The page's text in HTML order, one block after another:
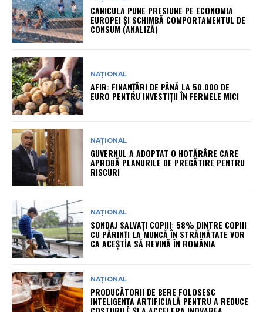
CANICULA PUNE PRESIUNE PE ECONOMIA
EUROPEI ȘI SCHIMBĂ COMPORTAMENTUL DE
CONSUM (ANALIZĂ)
NAȚIONAL
AFIR: FINANȚĂRI DE PÂNĂ LA 50.000 DE
EURO PENTRU INVESTIȚII ÎN FERMELE MICI
NAȚIONAL
GUVERNUL A ADOPTAT O HOTĂRÂRE CARE
APROBĂ PLANURILE DE PREGĂTIRE PENTRU
RISCURI
NAȚIONAL
SONDAJ SALVAȚI COPIII: 58% DINTRE COPIII
CU PĂRINȚI LA MUNCĂ ÎN STRĂINĂTATE VOR
CA ACEȘTIA SĂ REVINĂ ÎN ROMÂNIA
NAȚIONAL
PRODUCĂTORII DE BERE FOLOSESC
INTELIGENȚA ARTIFICIALĂ PENTRU A REDUCE